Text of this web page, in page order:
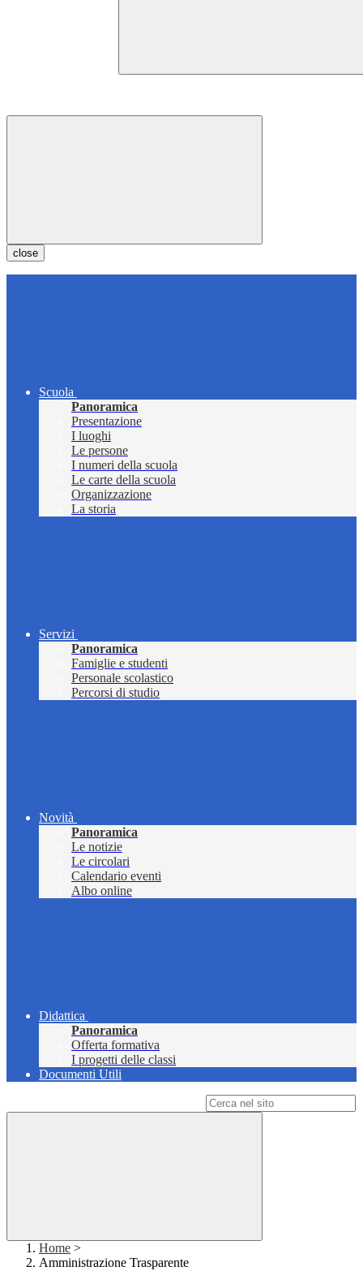
close
Scuola
Panoramica
Presentazione
I luoghi
Le persone
I numeri della scuola
Le carte della scuola
Organizzazione
La storia
Servizi
Panoramica
Famiglie e studenti
Personale scolastico
Percorsi di studio
Novità
Panoramica
Le notizie
Le circolari
Calendario eventi
Albo online
Didattica
Panoramica
Offerta formativa
I progetti delle classi
Documenti Utili
Home >
Amministrazione Trasparente